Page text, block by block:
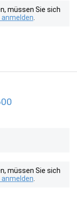
müssen Sie sich
müssen Sie sich